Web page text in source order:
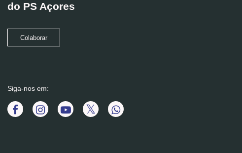
do PS Açores
Colaborar
Siga-nos em: